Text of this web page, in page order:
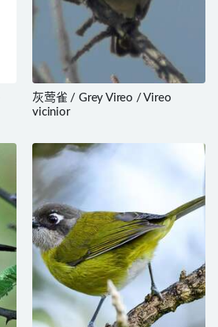
灰莺雀 / Grey Vireo / Vireo
vicinior